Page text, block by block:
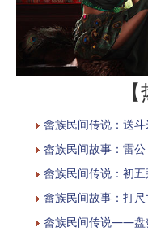
畲族民间传说：送
畲族民间故事：雷公
畲族民间传说：初
畲族民间故事：打
畲族民间传说——盘